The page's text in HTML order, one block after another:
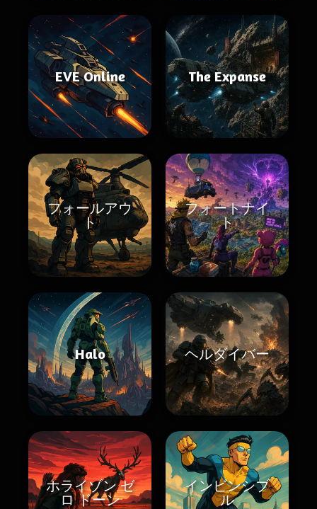
EVE Online The Expanse
フォールアウ
ト
フォートナイ
ト
Halo ヘルダイバー
ホライゾン ゼ
ロ ドーン
インビンシブ
ル